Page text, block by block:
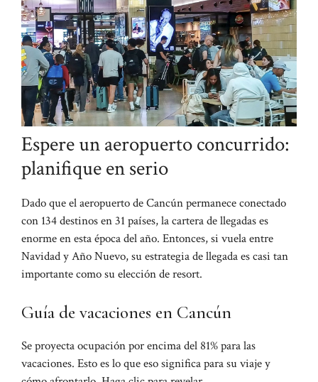
Espere un aeropuerto concurrido:
planifique en serio
Dado que el aeropuerto de Cancún permanece conectado
con 134 destinos en 31 países, la cartera de llegadas es
enorme en esta época del año. Entonces, si vuela entre
Navidad y Año Nuevo, su estrategia de llegada es casi tan
importante como su elección de resort.
Guía de vacaciones en Cancún
Se proyecta ocupación por encima del 81% para las
vacaciones. Esto es lo que eso significa para su viaje y